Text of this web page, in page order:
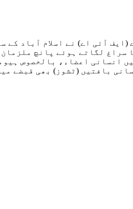
سراغ لگاتے ہوئے پانچ
انسانی اعضاء، بالخصوص
بافتیں (ٹشوز) بھی قبضے